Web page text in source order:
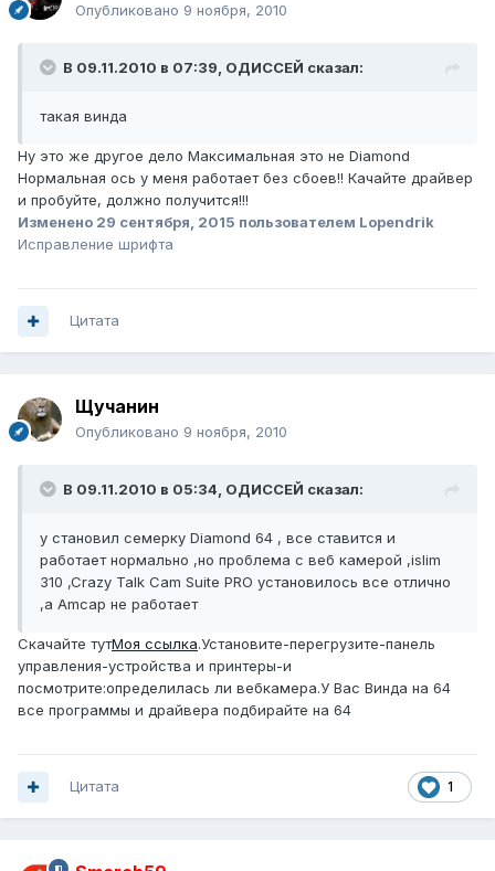
Опубликовано 9 ноября, 2010
В 09.11.2010 в 07:39, ОДИССЕЙ сказал:
такая винда
Ну это же другое дело Максимальная это не Diamond
Нормальная ось у меня работает без сбоев!! Качайте драйвер
и пробуйте, должно получится!!!
Изменено 29 сентября, 2015 пользователем Lopendrik
Исправление шрифта
Цитата
Щучанин
Опубликовано 9 ноября, 2010
В 09.11.2010 в 05:34, ОДИССЕЙ сказал:
у становил семерку Diamond 64 , все ставится и
работает нормально ,но проблема с веб камерой ,islim
310 ,Crazy Talk Cam Suite PRO установилось все отлично
,а Amcap не работает
Скачайте тутМоя ссылка.Установите-перегрузите-панель
управления-устройства и принтеры-и
посмотрите:определилась ли вебкамера.У Вас Винда на 64
все программы и драйвера подбирайте на 64
1
Цитата